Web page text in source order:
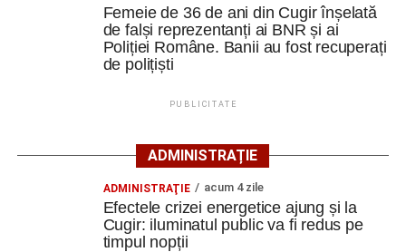
pregăti în condiții cât mai apropiate de meciurile oficiale
următoarele confruntări din Liga 3.
echipă din județul Alba care are programat un test cu o
Adaugă cugirinfo.ro ca sursă
preferată pe Google
Femeie de 36 de ani din Cugir înșelată
de falși reprezentanți ai BNR și ai
Poliției Române. Banii au fost recuperați
de polițiști
PUBLICITATE
ADMINISTRAȚIE
ADMINISTRAŢIE acum 4 zile
Efectele crizei energetice ajung și la
Cugir: iluminatul public va fi redus pe
timpul nopții